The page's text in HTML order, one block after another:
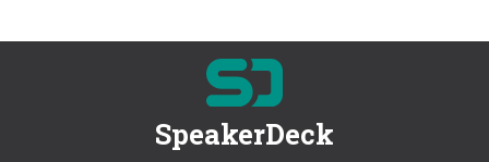
SpeakerDeck